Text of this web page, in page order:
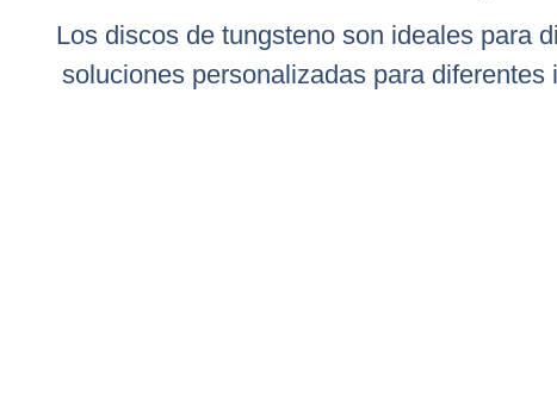
Los discos de tungsteno son ideales para
soluciones personalizadas para